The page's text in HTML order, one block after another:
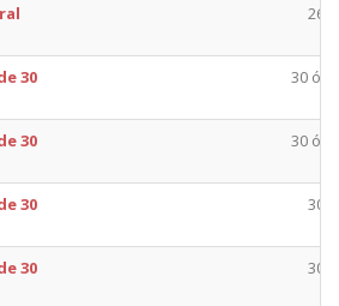
26
30 30 ó
30 30 ó
30 30
30 30